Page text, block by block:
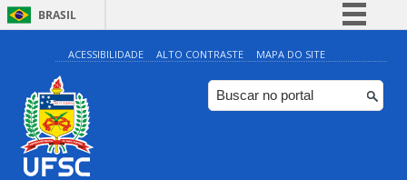
BRASIL
Simplifique!
Comunica BR
Participe
ACESSIBILIDADE ALTO CONTRASTE MAPA DO SITE